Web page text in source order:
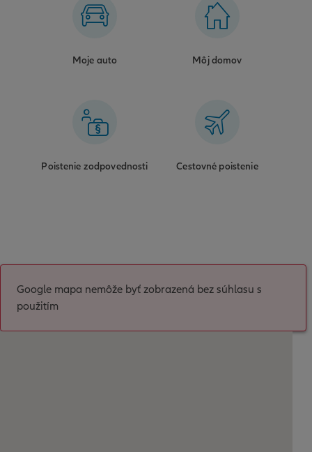
Moje auto Môj domov
Poistenie zodpovednosti Cestovné poistenie
Google mapa nemôže byť zobrazená bez súhlasu s
použitím